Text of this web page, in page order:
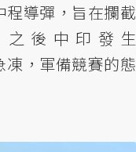
程導彈，旨在攔截
之後中印發生
凍，軍備競賽的態